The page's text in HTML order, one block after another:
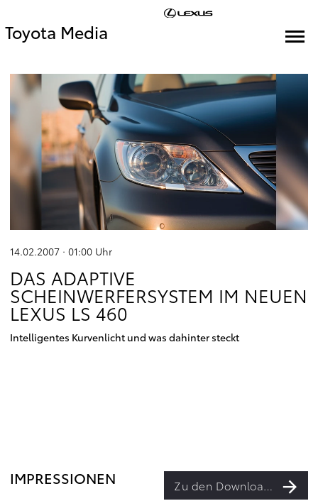
Toyota Media
14.02.2007 · 01:00 Uhr
DAS ADAPTIVE
SCHEINWERFERSYSTEM IM NEUEN
LEXUS LS 460
Intelligentes Kurvenlicht und was dahinter steckt
IMPRESSIONEN Zu den Downloads